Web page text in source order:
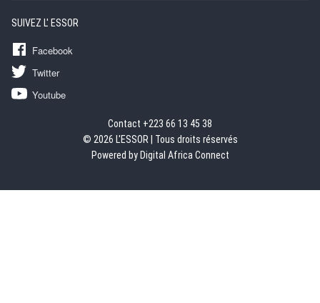
SUIVEZ L' ESSOR
Facebook
Twitter
Youtube
Contact +223 66 13 45 38
© 2026 L'ESSOR | Tous droits réservés
Powered by Digital Africa Connect